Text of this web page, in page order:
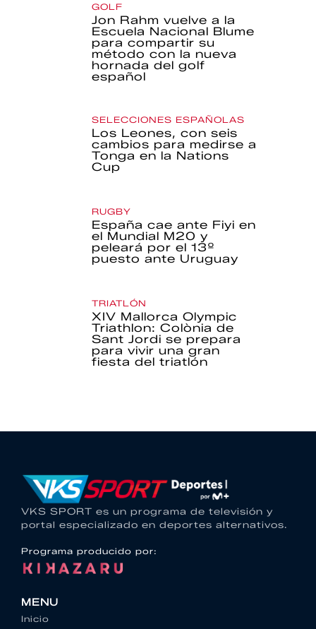
GOLF
Jon Rahm vuelve a la
Escuela Nacional Blume
para compartir su
método con la nueva
hornada del golf
español
SELECCIONES ESPAÑOLAS
Los Leones, con seis
cambios para medirse a
Tonga en la Nations
Cup
RUGBY
España cae ante Fiyi en
el Mundial M20 y
peleará por el 13º
puesto ante Uruguay
TRIATLÓN
XIV Mallorca Olympic
Triathlon: Colònia de
Sant Jordi se prepara
para vivir una gran
fiesta del triatlón
VKS SPORT es un programa de televisión y
portal especializado en deportes alternativos.
Programa producido por:
MENU
Inicio